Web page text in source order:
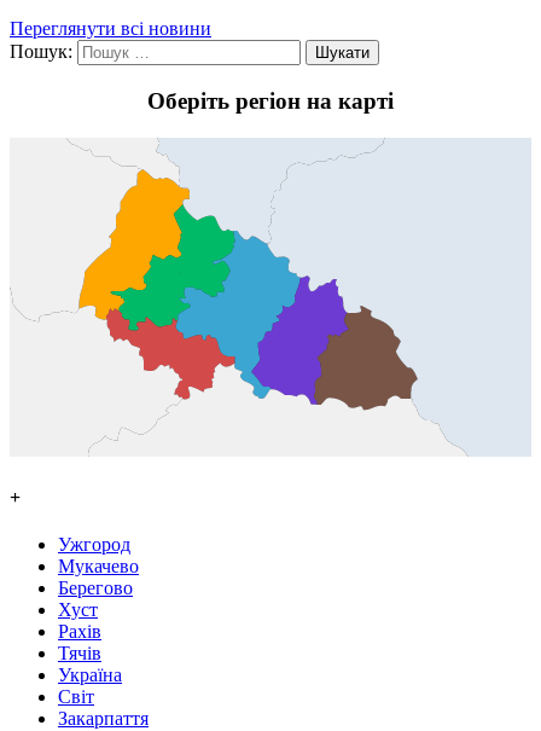
Переглянути всі новини
Пошук:
Оберіть регіон на карті
+
Ужгород
Мукачево
Берегово
Хуст
Рахів
Тячів
Україна
Світ
Закарпаття